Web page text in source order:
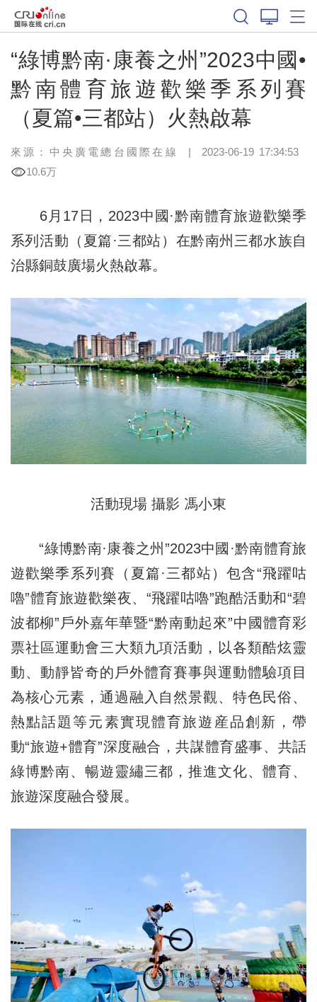
“綠博黔南·康養之州”2023中國•
黔南體育旅遊歡樂季系列賽
（夏篇•三都站）火熱啟幕
來源：中央廣電總台國際在線 | 2023-06-19 17:34:53
10.6万
6月17日，2023中國·黔南體育旅遊歡樂季
系列活動（夏篇·三都站）在黔南州三都水族自
治縣銅鼓廣場火熱啟幕。
活動現場 攝影 馮小東
“綠博黔南·康養之州”2023中國·黔南體育旅
遊歡樂季系列賽（夏篇·三都站）包含“飛躍咕
嚕”體育旅遊歡樂夜、“飛躍咕嚕”跑酷活動和“碧
波都柳”戶外嘉年華暨“黔南動起來”中國體育彩
票社區運動會三大類九項活動，以各類酷炫靈
動、動靜皆奇的戶外體育賽事與運動體驗項目
為核心元素，通過融入自然景觀、特色民俗、
熱點話題等元素實現體育旅遊産品創新，帶
動“旅遊+體育”深度融合，共謀體育盛事、共話
綠博黔南、暢遊靈繡三都，推進文化、體育、
旅遊深度融合發展。